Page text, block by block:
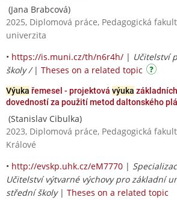
(Jana Brabcová)
2025, Diplomová práce, Pedagogická
univerzita
• https://is.muni.cz/th/n6r4h/ | Učitelství
školy / | Theses on a related topic
Výuka řemesel - projektová výuka
dovedností za použití metod daltonského
(Stanislav Cibulka)
2023, Diplomová práce, Pedagogická
Králové
• http://evskp.uhk.cz/eM7770 |
Učitelství výtvarné výchovy pro základní
střední školy| Theses on a related topic